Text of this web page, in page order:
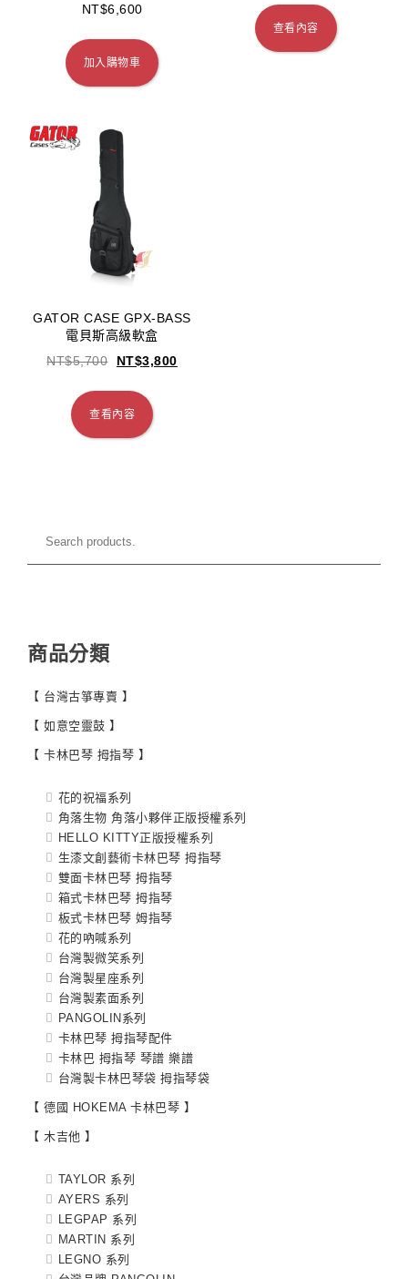
NT$6,600
加入購物車
查看內容
GATOR CASE GPX-BASS
電貝斯高級軟盒
NT$5,700 NT$3,800
查看內容
商品分類
【 台灣古箏專賣 】
【 如意空靈鼓 】
【 卡林巴琴 拇指琴 】
花的祝福系列
角落生物 角落小夥伴正版授權系列
HELLO KITTY正版授權系列
生漆文創藝術卡林巴琴 拇指琴
雙面卡林巴琴 拇指琴
箱式卡林巴琴 拇指琴
板式卡林巴琴 姆指琴
花的吶喊系列
台灣製微笑系列
台灣製星座系列
台灣製素面系列
PANGOLIN系列
卡林巴琴 拇指琴配件
卡林巴 拇指琴 琴譜 樂譜
台灣製卡林巴琴袋 拇指琴袋
【 德國 HOKEMA 卡林巴琴 】
【 木吉他 】
TAYLOR 系列
AYERS 系列
LEGPAP 系列
MARTIN 系列
LEGNO 系列